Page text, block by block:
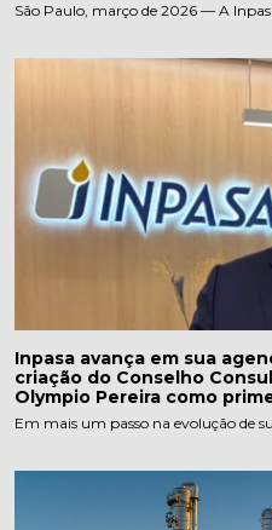
São Paulo, março de 2026 — A
Inpasa avança em sua
criação do Conselho
Olympio Pereira como
Em mais um passo na evolução de